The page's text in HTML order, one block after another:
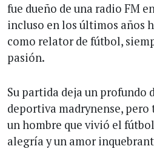
fue dueño de una radio FM
incluso en los últimos años
como relator de fútbol,
pasión.
Su partida deja un profundo
deportiva madrynense,
un hombre que vivió el
alegría y un amor